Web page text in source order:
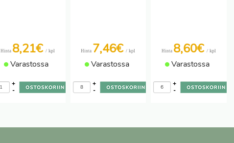
Hinta 8,21€ / kpl
Varastossa
-
+
Hinta 7,46€/ kpl
Varastossa
-
+
Hinta 8,60€/ kpl
Varastossa
-
+